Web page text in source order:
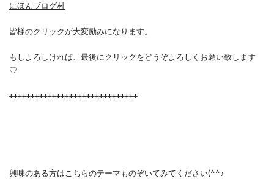
にほんブログ村
皆様のクリックが大変励みになります。
もしよろしければ、最後にクリックをどうぞよろしくお願い致します
♡
++++++++++++++++++++++++++++++
興味のある方はこちらのテーマものぞいてみてください(^^♪